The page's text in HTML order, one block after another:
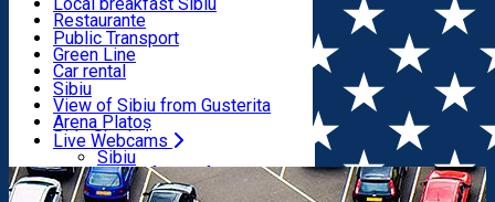
Transport & Parking
Live Webcams
Publicații locale
Beauty salons
Ice skating
Yoga
Camping
Renting rooms
Rooms for rent
Accommodation outside Sibiu
Restaurante
Pizza
Fast Food
Coffee
Sweets
Pub, Bar
Night clubs
Bakeries
Public Transport
Green Line
Car rental
Rent a bike
Scooter rentals
Taxi
Ride Sharing
Parking tickets
Parking places
Electric vehicle charging points
Sibiu
View of Sibiu from Gusterita
Arena Platoș
Live Webcams
Sibiu
View of Sibiu from Gusterita
Arena Platoș
Home Car parking Parcare - Plopilor